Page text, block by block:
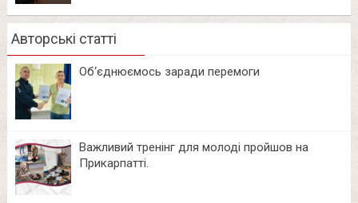
Авторські статті
Об‘єднюємось заради перемоги
Важливий тренінг для молоді пройшов на
Прикарпатті.